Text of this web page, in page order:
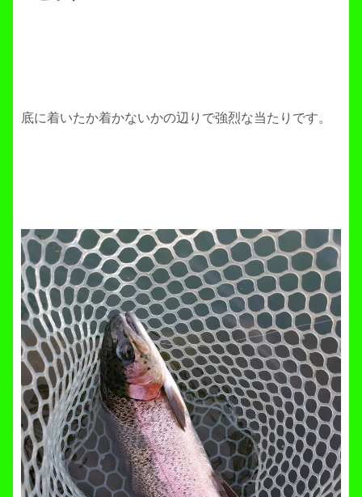
底に着いたか着かないかの辺りで強烈な当たりです。